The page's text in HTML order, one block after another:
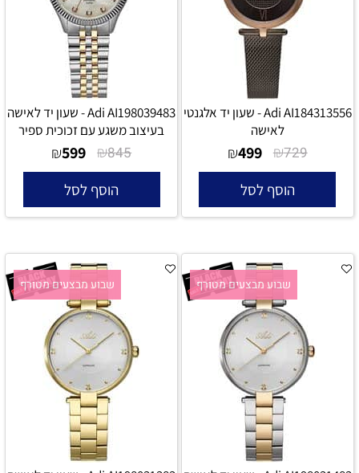
Adi AI184313556 - שעון יד אלגנטי
לאישה
₪729
₪499
הוסף לסל
Adi AI198039483 - שעון יד לאישה
בעיצוב משגע עם זכוכית ספיר
₪845
₪599
הוסף לסל
שבוע מבצעים מטורף שבוע מבצעים מטורף